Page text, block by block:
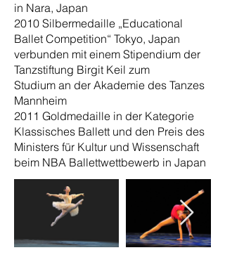
in Nara, Japan
2010 Silbermedaille „Educational
Ballet Competition“ Tokyo, Japan
verbunden mit einem Stipendium der
Tanzstiftung Birgit Keil zum
Studium an der Akademie des Tanzes
Mannheim
2011 Goldmedaille in der Kategorie
Klassisches Ballett und den Preis des
Ministers für Kultur und Wissenschaft
beim NBA Ballettwettbewerb in Japan